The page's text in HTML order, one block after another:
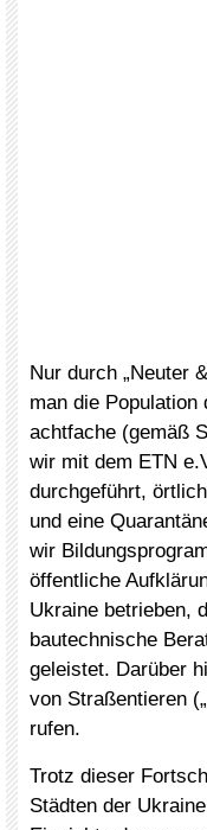
Nur durch „Neuter
man die
achtfache (gemäß
wir mit dem ETN
durchgeführt,
und eine
wir
öffentliche
Ukraine betrieben,
bautechnische
geleistet. Darüber
von Straßentieren
rufen.
Trotz dieser
Städten der